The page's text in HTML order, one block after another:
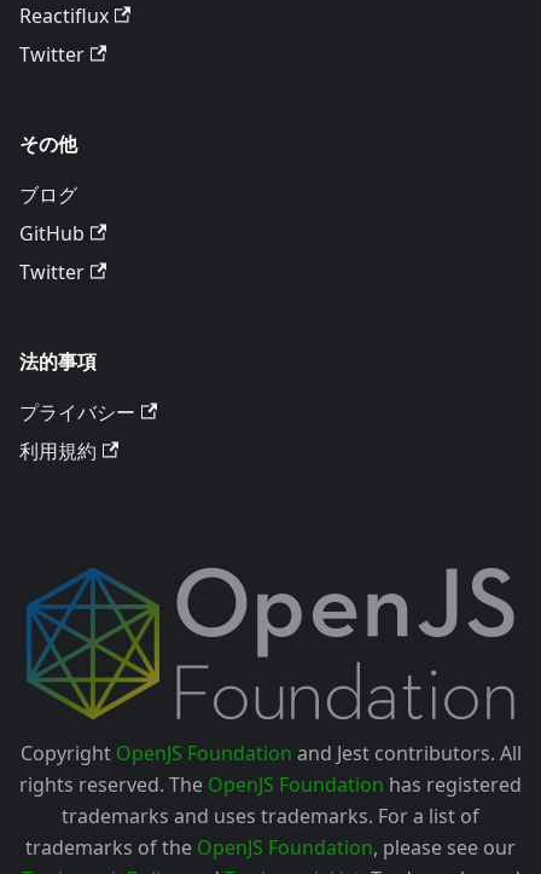
Reactiflux
Twitter
その他
ブログ
GitHub
Twitter
法的事項
プライバシー
利用規約
Copyright OpenJS Foundation and Jest contributors. All
rights reserved. The OpenJS Foundation has registered
trademarks and uses trademarks. For a list of
trademarks of the OpenJS Foundation, please see our